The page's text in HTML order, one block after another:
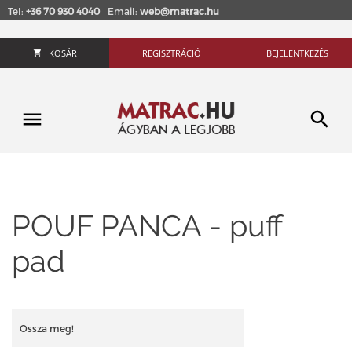
Tel: +36 70 930 4040 Email: web@matrac.hu
KOSÁR REGISZTRÁCIÓ BEJELENTKEZÉS
POUF PANCA - puff
pad
Ossza meg!